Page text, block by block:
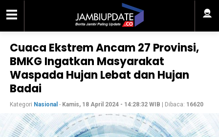
Cuaca Ekstrem Ancam 27 Provinsi,
BMKG Ingatkan Masyarakat
Waspada Hujan Lebat dan Hujan
Badai
Kategori Nasional - Kamis, 18 April 2024 - 14:28:32 WIB | Dibaca: 16620